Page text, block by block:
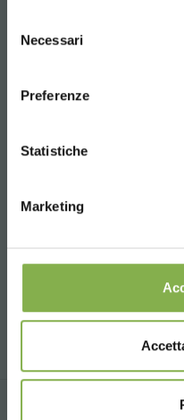
delNecessari
Preferenze
Statistiche
Marketing
Contactez-nous pour